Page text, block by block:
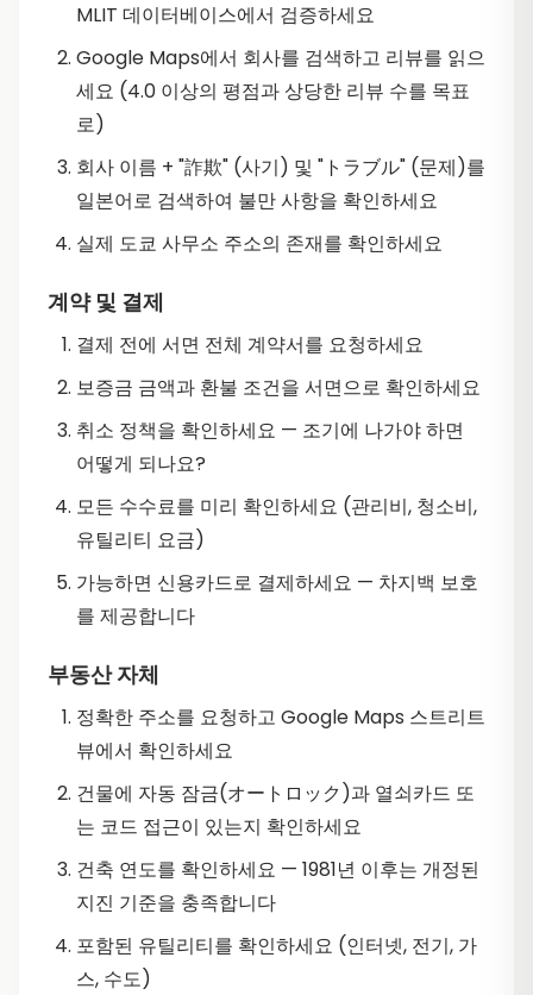
MLIT 데이터베이스에서 검증하세요
Google Maps에서 회사를 검색하고 리뷰를 읽으
세요 (4.0 이상의 평점과 상당한 리뷰 수를 목표
로)
회사 이름 + "詐欺" (사기) 및 "トラブル" (문제)를
일본어로 검색하여 불만 사항을 확인하세요
실제 도쿄 사무소 주소의 존재를 확인하세요
계약 및 결제
결제 전에 서면 전체 계약서를 요청하세요
보증금 금액과 환불 조건을 서면으로 확인하세요
취소 정책을 확인하세요 — 조기에 나가야 하면
어떻게 되나요?
모든 수수료를 미리 확인하세요 (관리비, 청소비,
유틸리티 요금)
가능하면 신용카드로 결제하세요 — 차지백 보호
를 제공합니다
부동산 자체
정확한 주소를 요청하고 Google Maps 스트리트
뷰에서 확인하세요
건물에 자동 잠금(オートロック)과 열쇠카드 또
는 코드 접근이 있는지 확인하세요
건축 연도를 확인하세요 — 1981년 이후는 개정된
지진 기준을 충족합니다
포함된 유틸리티를 확인하세요 (인터넷, 전기, 가
스, 수도)